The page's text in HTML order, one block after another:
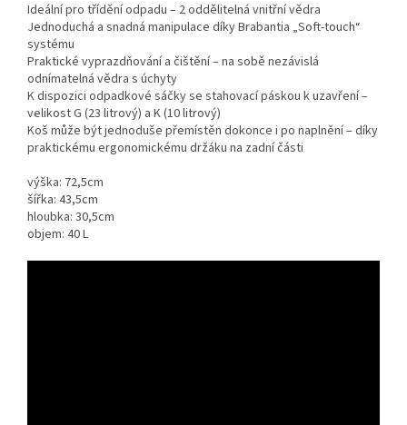
Ideální pro třídění odpadu – 2 oddělitelná vnitřní vědra
Jednoduchá a snadná manipulace díky Brabantia „Soft-touch“
systému
Praktické vyprazdňování a čištění – na sobě nezávislá
odnímatelná vědra s úchyty
K dispozici odpadkové sáčky se stahovací páskou k uzavření –
velikost G (23 litrový) a K (10 litrový)
Koš může být jednoduše přemístěn dokonce i po naplnění – díky
praktickému ergonomickému držáku na zadní části
výška: 72,5cm
šířka: 43,5cm
hloubka: 30,5cm
objem: 40 L